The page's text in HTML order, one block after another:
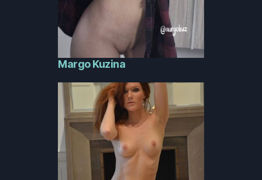
Margo Kuzina